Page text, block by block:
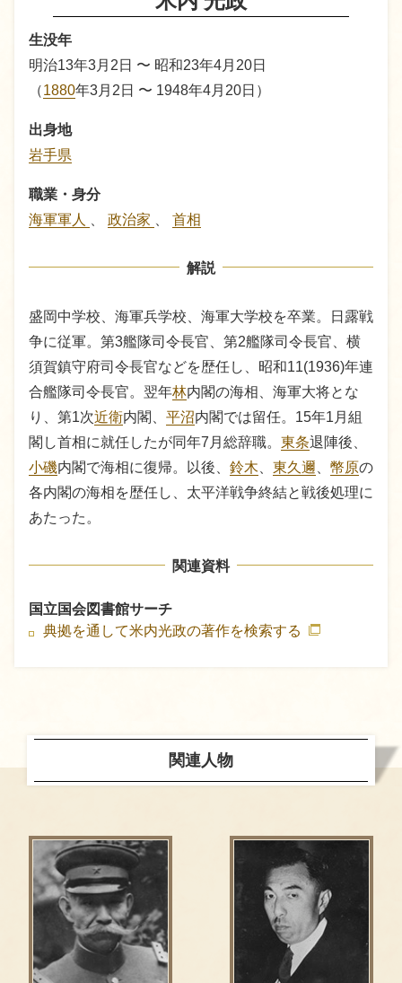
生没年
明治13年3月2日 〜 昭和23年4月20日
（1880年3月2日 〜 1948年4月20日）
出身地
岩手県
職業・身分
海軍軍人
政治家 首相
解説
盛岡中学校、海軍兵学校、海軍大学校を卒業。日露戦
争に従軍。第3艦隊司令長官、第2艦隊司令長官、横
須賀鎮守府司令長官などを歴任し、昭和11(1936)年連
合艦隊司令長官。翌年林内閣の海相、海軍大将とな
り、第1次近衛内閣、 平沼内閣では留任。15年1月組
閣し首相に就任したが同年7月総辞職。 東条退陣後、
小磯内閣で海相に復帰。以後、 鈴木 東久邇 幣原の
各内閣の海相を歴任し、太平洋戦争終結と戦後処理に
あたった。
関連資料
国立国会図書館サーチ
典拠を通して米内光政の著作を検索する
関連人物